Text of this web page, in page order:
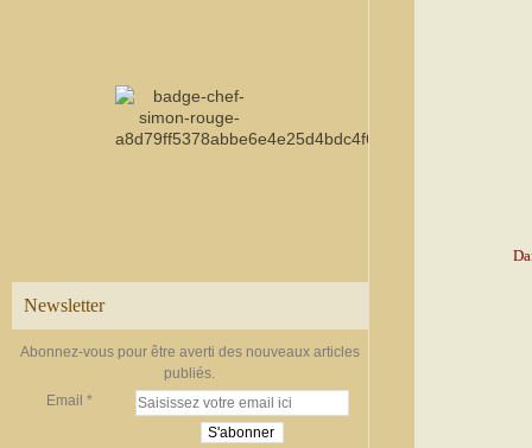
Newsletter
Abonnez-vous pour être averti des nouveaux articles
publiés.
Email